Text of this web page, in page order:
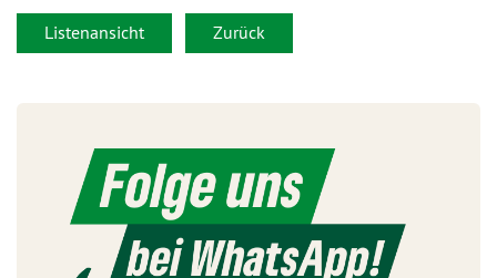
Listenansicht Zurück